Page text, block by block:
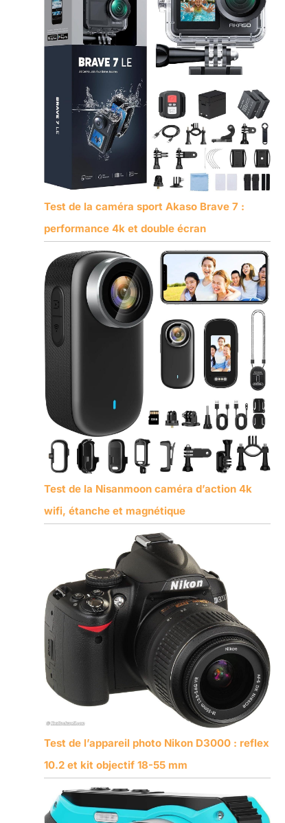
Test de la caméra sport Akaso Brave 7 :
performance 4k et double écran
Test de la Nisanmoon caméra d’action 4k
wifi, étanche et magnétique
Test de l’appareil photo Nikon D3000 : reflex
10.2 et kit objectif 18-55 mm